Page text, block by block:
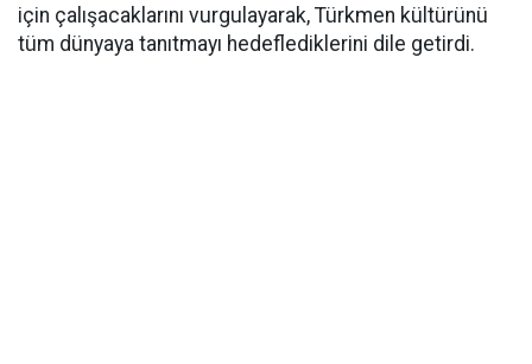
için çalışacaklarını vurgulayarak, Türkmen kültürünü
tüm dünyaya tanıtmayı hedeflediklerini dile getirdi.